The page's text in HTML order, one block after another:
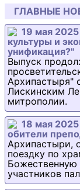
ГЛАВНЫЕ
19 мая
культуры и
унификация?"
Выпуск
Архипастыря"
Лискинским
митрополии.
18 мая
обители
Архипастыри,
поездку по
Божественную
участников